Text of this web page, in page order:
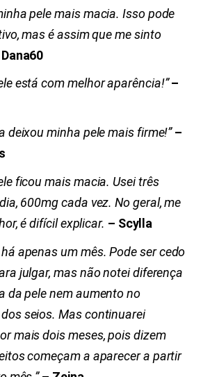
pele mais macia. Isso pode
mas é assim que me sinto
está com melhor aparência!” –
deixou minha pele mais firme!” –
ficou mais macia. Usei três
600mg cada vez.No geral, me
é difícil explicar. – Scylla
há apenas um mês. Pode ser cedo
julgar, mas não notei diferença
da pele nem aumento no
seios. Mas continuarei
mais dois meses, pois dizem
começam a aparecer a partir